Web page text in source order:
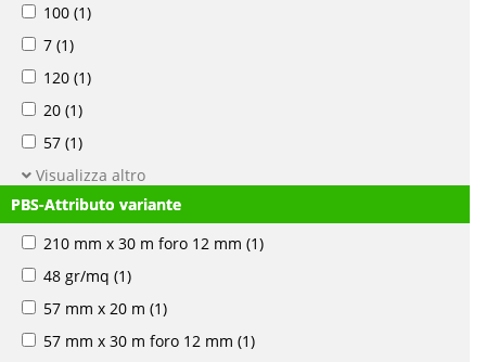
100 (1)
7 (1)
120 (1)
20 (1)
57 (1)
Visualizza altro
PBS-Attributo variante
210 mm x 30 m foro 12 mm (1)
48 gr/mq (1)
57 mm x 20 m (1)
57 mm x 30 m foro 12 mm (1)